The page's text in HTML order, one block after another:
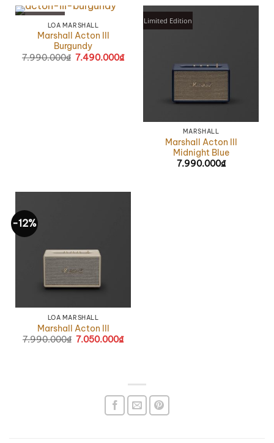
Limited Edition
LOA MARSHALL
Marshall Acton III
Burgundy
7.990.000₫ 7.490.000₫
Limited Edition
MARSHALL
Marshall Acton III
Midnight Blue
7.990.000₫
-12%
LOA MARSHALL
Marshall Acton III
7.990.000₫ 7.050.000₫